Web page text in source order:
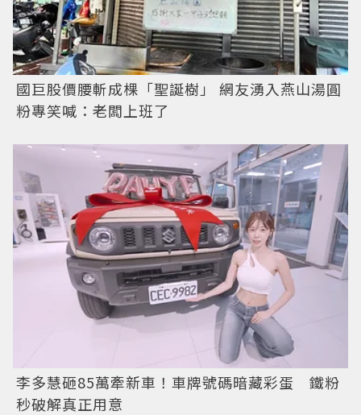
國巨股價腰斬成棵「聖誕樹」 網友湧入燕山湯圓
粉專笑喊：老闆上班了
李多慧砸85萬牽新車！車牌號碼暗藏彩蛋 鐵粉
秒破解真正用意